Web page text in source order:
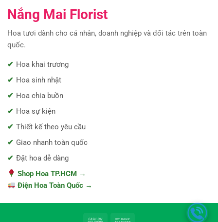
Nắng Mai Florist
Hoa tươi dành cho cá nhân, doanh nghiệp và đối tác trên toàn
quốc.
Hoa khai trương
Hoa sinh nhật
Hoa chia buồn
Hoa sự kiện
Thiết kế theo yêu cầu
Giao nhanh toàn quốc
Đặt hoa dễ dàng
Shop Hoa TP.HCM →
Điện Hoa Toàn Quốc →
Cash